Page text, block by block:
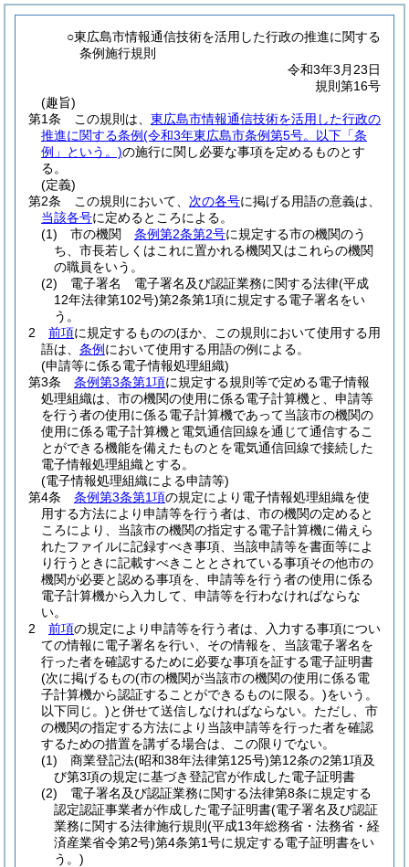
○東広島市情報通信技術を活用した行政の推進に関する
条例施行規則
令和3年3月23日
規則第16号
(趣旨)
第1条
この規則は、 東広島市情報通信技術を活用した行政の
推進に関する条例(令和3年東広島市条例第5号。以下「条
例」という。)の施行に関し必要な事項を定めるものとす
る。
(定義)
第2条
この規則において、 次の各号に掲げる用語の意義は、
当該各号に定めるところによる。
(1)
市の機関 条例第2条第2号に規定する市の機関のう
ち、市長若しくはこれに置かれる機関又はこれらの機関
の職員をいう。
(2)
電子署名 電子署名及び認証業務に関する法律(平成
12年法律第102号)第2条第1項に規定する電子署名をい
う。
2
前項に規定するもののほか、この規則において使用する用
語は、 条例 において使用する用語の例による。
(申請等に係る電子情報処理組織)
第3条
条例第3条第1項に規定する規則等で定める電子情報
処理組織は、市の機関の使用に係る電子計算機と、申請等
を行う者の使用に係る電子計算機であって当該市の機関の
使用に係る電子計算機と電気通信回線を通じて通信するこ
とができる機能を備えたものとを電気通信回線で接続した
電子情報処理組織とする。
(電子情報処理組織による申請等)
第4条
条例第3条第1項の規定により電子情報処理組織を使
用する方法により申請等を行う者は、市の機関の定めると
ころにより、当該市の機関の指定する電子計算機に備えら
れたファイルに記録すべき事項、当該申請等を書面等によ
り行うときに記載すべきこととされている事項その他市の
機関が必要と認める事項を、申請等を行う者の使用に係る
電子計算機から入力して、申請等を行わなければならな
い。
2
前項の規定により申請等を行う者は、入力する事項につい
ての情報に電子署名を行い、その情報を、当該電子署名を
行った者を確認するために必要な事項を証する電子証明書
(次に掲げるもの(市の機関が当該市の機関の使用に係る電
子計算機から認証することができるものに限る。)をいう。
以下同じ。)と併せて送信しなければならない。 ただし、市
の機関の指定する方法により当該申請等を行った者を確認
するための措置を講ずる場合は、この限りでない。
(1)
商業登記法(昭和38年法律第125号)第12条の2第1項及
び第3項の規定に基づき登記官が作成した電子証明書
(2)
電子署名及び認証業務に関する法律第8条に規定する
認定認証事業者が作成した電子証明書(電子署名及び認証
業務に関する法律施行規則 (平成13年総務省・法務省・経
済産業省令第2号)第4条第1号に規定する電子証明書をい
う。)